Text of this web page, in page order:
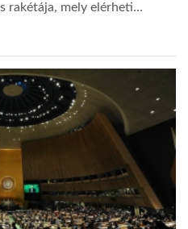
rakétája, mely elérheti…